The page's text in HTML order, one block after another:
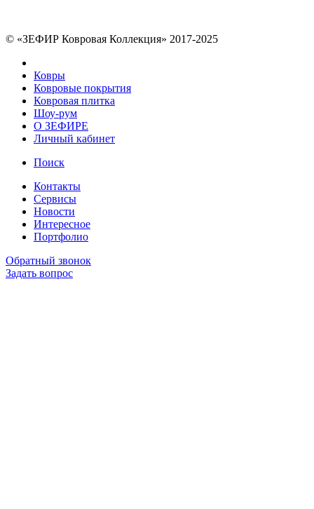
© «ЗЕФИР Ковровая Коллекция» 2017-2025
Ковры
Ковровые покрытия
Ковровая плитка
Шоу-рум
О ЗЕФИРЕ
Личный кабинет
Поиск
Контакты
Сервисы
Новости
Интересное
Портфолио
Обратный звонок
Задать вопрос